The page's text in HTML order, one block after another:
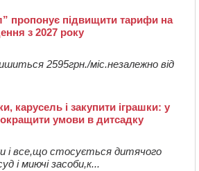
пропонує підвищити тарифи на
з 2027 року
2595грн./міс.незалежно від
карусель і закупити іграшки: у
умови в дитсадку
і все,що стосується дитячого
і миючі засоби,к...